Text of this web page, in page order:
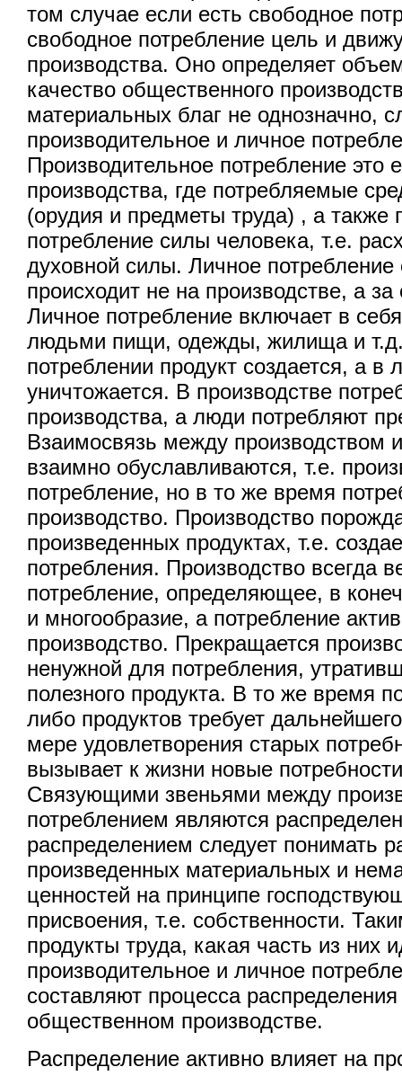
том случае если есть свободное
свободное потребление цель и
производства. Оно определяет
качество общественного
материальных благ не однозначно,
производительное и личное
Производительное потребление это
производства, где потребляемые
(орудия и предметы труда) , а также
потребление силы человека, т.е.
духовной силы. Личное потребление
происходит не на производстве, а
Личное потребление включает в
людьми пищи, одежды, жилища и
потреблении продукт создается, а в
уничтожается. В производстве
производства, а люди потребляют
Взаимосвязь между производством
взаимно обуславливаются, т.е.
потребление, но в то же время
производство. Производство
произведенных продуктах, т.е.
потребления. Производство всегда
потребление, определяющее, в
и многообразие, а потребление
производство. Прекращается
ненужной для потребления,
полезного продукта. В то же время
либо продуктов требует
мере удовлетворения старых
вызывает к жизни новые
Связующими звеньями между
потреблением являются
распределением следует понимать
произведенных материальных и
ценностей на принципе
присвоения, т.е. собственности.
продукты труда, какая часть из них
производительное и личное
составляют процесса
общественном производстве.
Распределение активно влияет на